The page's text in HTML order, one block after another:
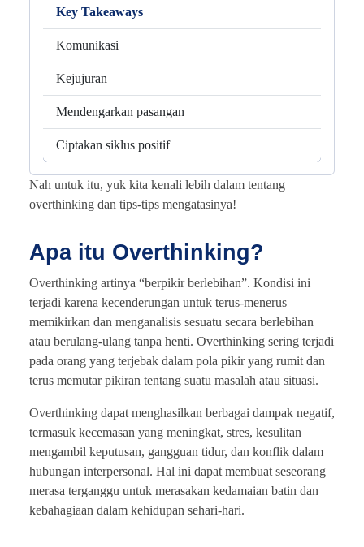
Key Takeaways
Komunikasi
Kejujuran
Mendengarkan pasangan
Ciptakan siklus positif
Nah untuk itu, yuk kita kenali lebih dalam tentang
overthinking dan tips-tips mengatasinya!
Apa itu Overthinking?
Overthinking artinya “berpikir berlebihan”. Kondisi ini
terjadi karena kecenderungan untuk terus-menerus
memikirkan dan menganalisis sesuatu secara berlebihan
atau berulang-ulang tanpa henti. Overthinking sering terjadi
pada orang yang terjebak dalam pola pikir yang rumit dan
terus memutar pikiran tentang suatu masalah atau situasi.
Overthinking dapat menghasilkan berbagai dampak negatif,
termasuk kecemasan yang meningkat, stres, kesulitan
mengambil keputusan, gangguan tidur, dan konflik dalam
hubungan interpersonal. Hal ini dapat membuat seseorang
merasa terganggu untuk merasakan kedamaian batin dan
kebahagiaan dalam kehidupan sehari-hari.